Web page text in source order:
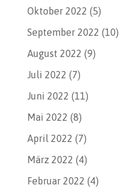
Oktober 2022 (5)
September 2022 (10)
August 2022 (9)
Juli 2022 (7)
Juni 2022 (11)
Mai 2022 (8)
April 2022 (7)
März 2022 (4)
Februar 2022 (4)